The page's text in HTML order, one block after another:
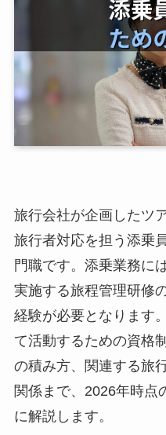
旅行会社が企画したツ
旅行者対応を担う添乗
門職です。添乗業務に
実施する旅程管理研修
経験が必要となります
て活動するための資格
の積み方、関連する旅
関係まで、2026年時点
に解説します。